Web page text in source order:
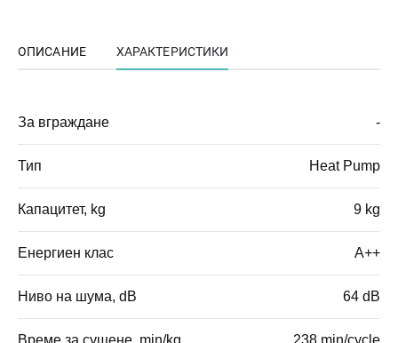
ОПИСАНИЕ ХАРАКТЕРИСТИКИ
За вграждане -
Тип Heat Pump
Капацитет, kg 9 kg
Енергиен клас A++
Ниво на шума, dB 64 dB